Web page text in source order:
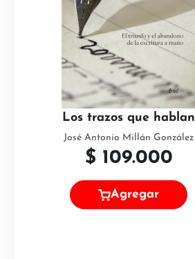
Los trazos que hablan
José Antonio Millán González
$ 109.000
Agregar